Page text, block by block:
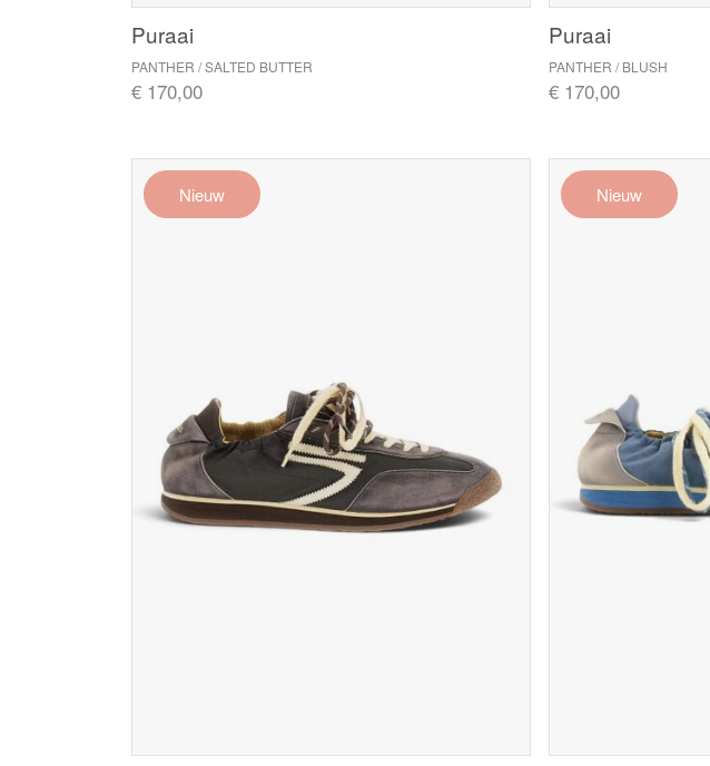
Puraai
PANTHER / SALTED BUTTER
€ 170,00
Puraai
PANTHER / BLUSH
€ 170,00
Nieuw Nieuw